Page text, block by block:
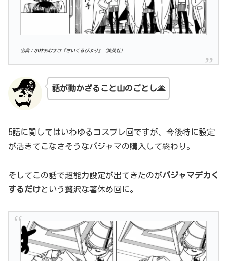
出典：小林おむすけ『さいくるびより』（集英社）
話が動かざること山のごとし🌋
5話に関してはいわゆるコスプレ回ですが、今後特に設定
が活きてこなさそうなパジャマの購入して終わり。
そしてこの話で超能力設定が出てきたのがパジャマデカく
するだけという贅沢な箸休め回に。